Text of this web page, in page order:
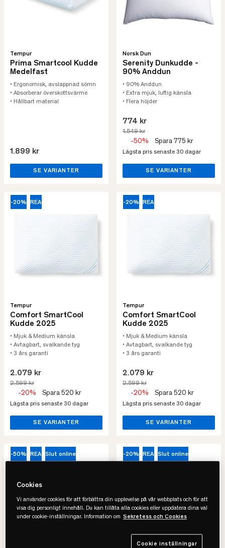
Tempur
Prima Smartcool Kudde
Medelfast
• Ergonomisk, avslappnad sömn
• Absorberar överskottsvärme
• Hållbart material
1.899 kr
SE VARIANTER
Norsk Dun
Serenity Dunkudde -
90% Anddun
• 90% Anddun
• Extra mjuk, luftig känsla
• Flera höjder
774 kr
1.549 kr
-50% Spara 775 kr
Lägsta pris senaste 30 dagar
SE VARIANTER
-20% REA
Tempur
Comfort SmartCool
Kudde 2025
• Mjuk & Medium känsla
• Avtagbart, svalkande tyg
• 3 års garanti
2.079 kr
2.599 kr
-20% Spara 520 kr
Lägsta pris senaste 30 dagar
SE VARIANTER
-20% REA
Tempur
Comfort SmartCool
Kudde 2025
• Mjuk & Medium känsla
• Avtagbart, svalkande tyg
• 3 års garanti
2.079 kr
2.599 kr
-20% Spara 520 kr
Lägsta pris senaste 30 dagar
SE VARIANTER
-50% REA Slut online -20% REA Slut online
Cookies
Vi använder cookies för att förbättra din upplevelse på vår webbplats och för att
visa dig personligt innehåll. Du kan tillåta alla cookies eller uppdatera dina val
under cookie-inställningar. Information om Sekretess och Cookies
Cookie inställningar